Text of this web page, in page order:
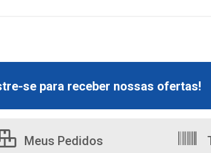
se para receber nossas ofertas!
Meus Pedidos